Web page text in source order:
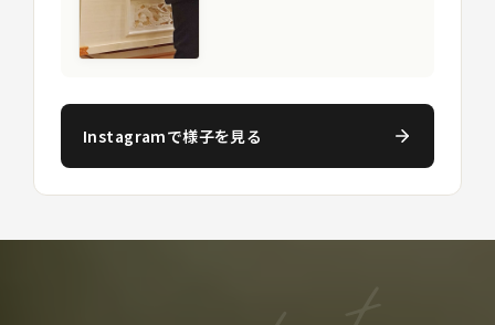
Instagramで様子を見る